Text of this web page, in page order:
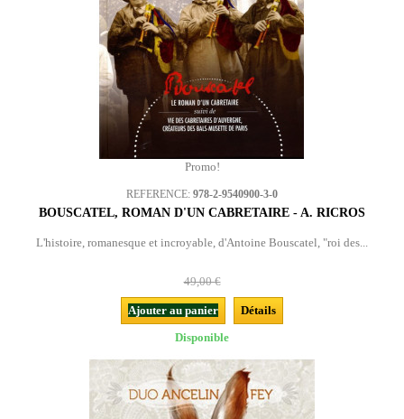
Promo!
REFERENCE: 978-2-9540900-3-0
BOUSCATEL, ROMAN D'UN CABRETAIRE - A. RICROS
L'histoire, romanesque et incroyable, d'Antoine Bouscatel, "roi des...
49,00 €
Ajouter au panier
Détails
Disponible